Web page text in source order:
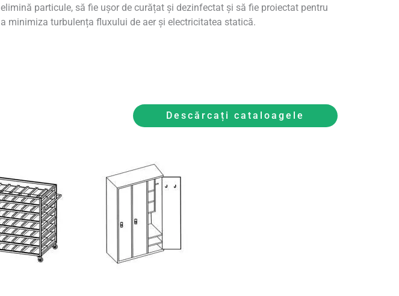
elimină particule, să fie ușor de curățat și dezinfectat și să fie proiectat pentru
a minimiza turbulența fluxului de aer și electricitatea statică.
Descărcați cataloagele